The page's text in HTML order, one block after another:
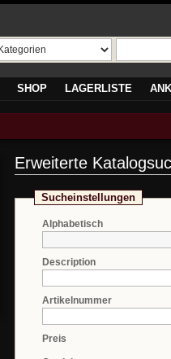
SHOP LAGERLISTE
Erweiterte
Sucheinstellungen
Alphabetisch
Description
Artikelnummer
Preis